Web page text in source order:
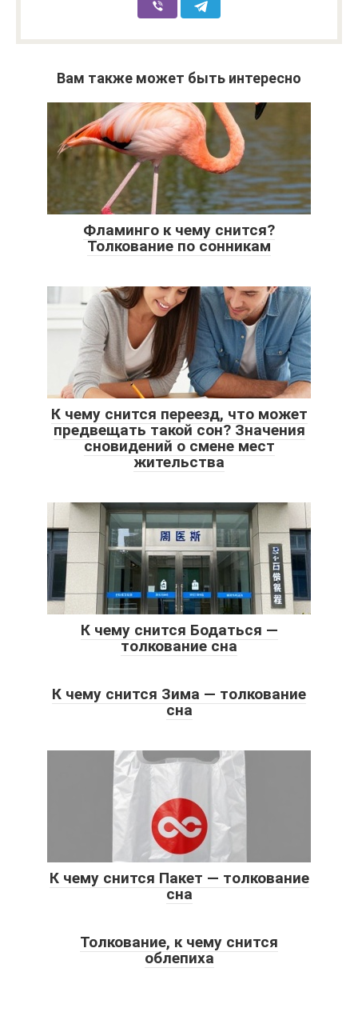
Вам также может быть интересно
Фламинго к чему снится?
Толкование по сонникам
К чему снится переезд, что может
предвещать такой сон? Значения
сновидений о смене мест
жительства
К чему снится Бодаться —
толкование сна
К чему снится Зима — толкование
сна
К чему снится Пакет — толкование
сна
Толкование, к чему снится
облепиха